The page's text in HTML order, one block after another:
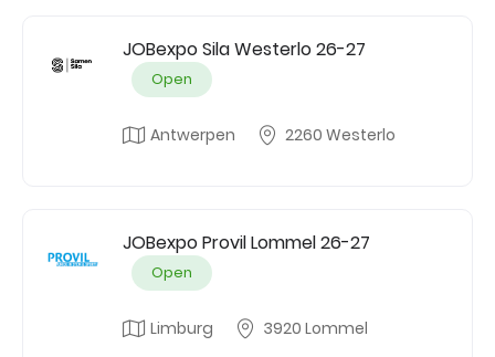
JOBexpo Sila Westerlo 26-27
Open
Antwerpen 2260 Westerlo
JOBexpo Provil Lommel 26-27
Open
Limburg 3920 Lommel